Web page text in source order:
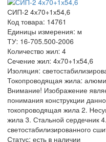
СИП-2 4х70+1х54,6
Код товара: 14761
Единицы измерения: м
ТУ: 16-705.500-2006
Количество жил: 4
Сечение жил: 4х70+1х54,6
Изоляция:
Токопроводящая жила:
Внимание! Изображение
понимания конструкции
токопроводящая жила 2.
жила 3. Стальной сердечник
светостабилизированного
Статус: есть в наличии